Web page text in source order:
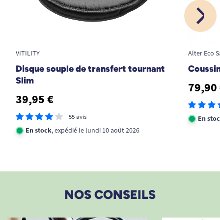
VITILITY
Disque souple de transfert tournant
Slim
39,95 €
55 avis
En stock, expédié le lundi 10 août 2026
Alter Eco
79,90
En
NOS CONSEILS